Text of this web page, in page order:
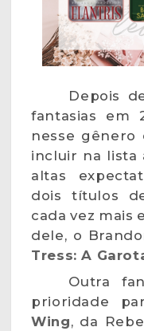
Depois
fantasias em
nesse gênero
incluir na lista
altas
dois títulos
cada vez mais
dele, o
Tress: A
Outra
prioridade
Wing, da